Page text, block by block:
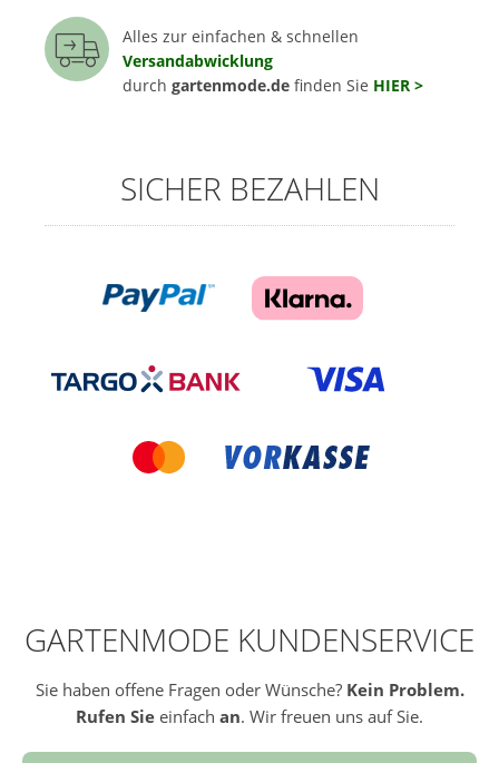
Alles zur einfachen & schnellen
Versandabwicklung
durch gartenmode.de finden Sie HIER >
SICHER BEZAHLEN
GARTENMODE KUNDENSERVICE
Sie haben offene Fragen oder Wünsche? Kein Problem.
Rufen Sie einfach an. Wir freuen uns auf Sie.